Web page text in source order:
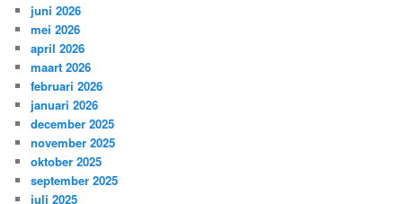
juni 2026
mei 2026
april 2026
maart 2026
februari 2026
januari 2026
december 2025
november 2025
oktober 2025
september 2025
juli 2025